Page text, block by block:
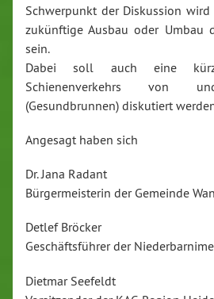
Schwerpunkt der Diskussion
zukünftige Ausbau oder Umbau
sein.
Dabei soll auch eine
Schienenverkehrs von
(Gesundbrunnen) diskutiert
Angesagt haben sich
Dr. Jana Radant
Bürgermeisterin der Gemeinde
Detlef Bröcker
Geschäftsführer der
Dietmar Seefeldt